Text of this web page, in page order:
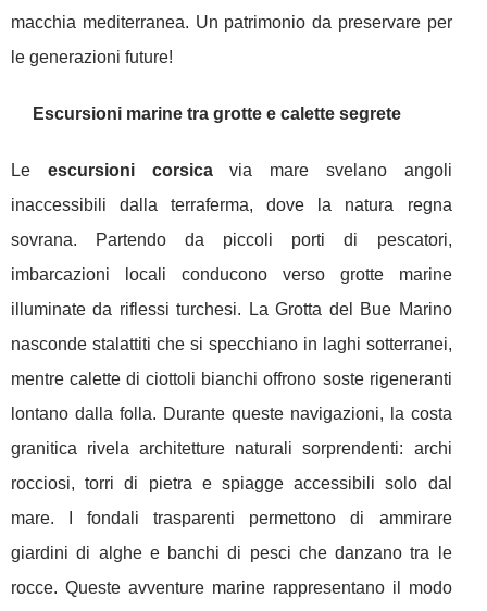
macchia mediterranea. Un patrimonio da preservare per
le generazioni future!
Escursioni marine tra grotte e calette segrete
Le escursioni corsicavia mare svelano angoli
inaccessibili dalla terraferma, dove la natura regna
sovrana. Partendo da piccoli porti di pescatori,
imbarcazioni locali conducono verso grotte marine
illuminate da riflessi turchesi. La Grotta del Bue Marino
nasconde stalattiti che si specchiano in laghi sotterranei,
mentre calette di ciottoli bianchi offrono soste rigeneranti
lontano dalla folla. Durante queste navigazioni, la costa
granitica rivela architetture naturali sorprendenti: archi
rocciosi, torri di pietra e spiagge accessibili solo dal
mare. I fondali trasparenti permettono di ammirare
giardini di alghe e banchi di pesci che danzano tra le
rocce. Queste avventure marine rappresentano il modo